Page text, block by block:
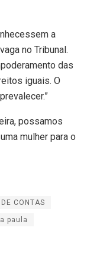
a
no Tribunal.
das
iguais. O
possamos
mulher para o
CONTAS
paula